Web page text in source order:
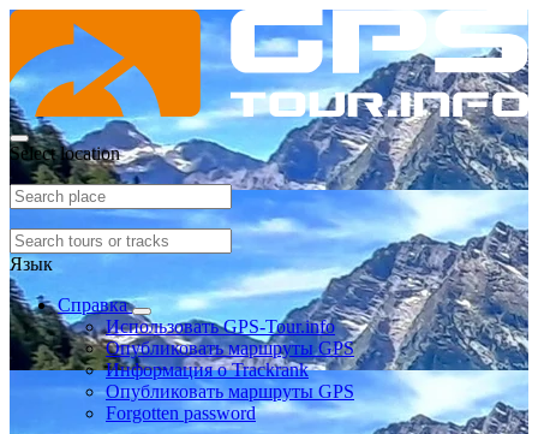
Select location
Язык
Справка
Использовать GPS-Tour.info
Опубликовать маршруты GPS
Информация о Trackrank
Опубликовать маршруты GPS
Forgotten password